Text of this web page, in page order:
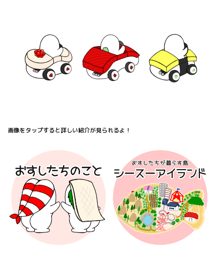
画像をタップすると詳しい紹介が見られるよ！